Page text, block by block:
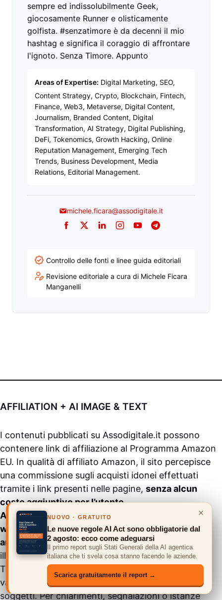
sempre ed indissolubilmente Geek,
giocosamente Runner e olisticamente
golfista. #senzatimore è da decenni il mio
hashtag e significa il coraggio di affrontare
l'ignoto. Senza Timore. Appunto
Areas of Expertise: Digital Marketing, SEO,
Content Strategy, Crypto, Blockchain, Fintech,
Finance, Web3, Metaverse, Digital Content,
Journalism, Branded Content, Digital
Transformation, AI Strategy, Digital Publishing,
DeFi, Tokenomics, Growth Hacking, Online
Reputation Management, Emerging Tech
Trends, Business Development, Media
Relations, Editorial Management.
michele.ficara@assodigitale.it
Facebook
TwitterLinkedInInstagram
YouTubeTelegram
Controllo delle fonti e linee guida editoriali
Revisione editoriale a cura di Michele Ficara
Manganelli
AFFILIATION + AI IMAGE & TEXT
I contenuti pubblicati su Assodigitale.it possono
contenere link di affiliazione al Programma Amazon
EU. In qualità di affiliato Amazon, il sito percepisce
una commissione sugli acquisti idonei effettuati
tramite i link presenti nelle pagine, senza alcun
costo aggiuntivo per l’utente.
Alcune immagini e testi presenti su questo sito
web sono generate tramite sistemi di intelligenza
artificiale (IA)e hanno finalità esclusivamente
illustrative.
Tali immagini non rappresentano persone reali, né
vanno intese come fotografie autentiche dei
soggetti. Per chiarimenti, segnalazioni o istanze
×
NUOVO · GRATUITO
Le nuove regole AI Act sono obbligatorie dal
2 agosto: ecco come adeguarsi
Il primo report sugli Stati Generali della AI agentica
italiana che ti svela cosa stanno facendo le aziende.
Scarica gratuitamente il report →